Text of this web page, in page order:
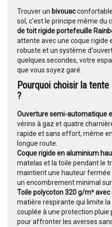
Trouver un bivouac
sol, c'est le principe même du
de toit rigide portefeuille
attente avec une coque rigide
robuste et un système
quelques secondes, votre
que vous soyez garé.
Pourquoi choisir la
?
Ouverture semi-automatique
vérins à gaz et quatre
rapide et sans effort, même
longue route.
Coque rigide en aluminium
matelas et la toile pendant le
maintient une hauteur fermée
un encombrement minimal sur
Toile polycoton 320 g/m²
matière respirante qui limite
couplée à une protection pluie
pour affronter les averses